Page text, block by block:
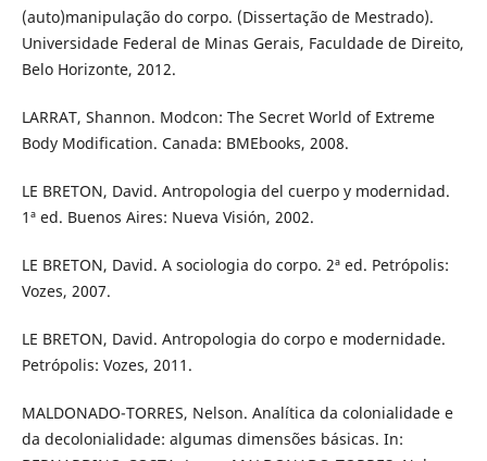
(auto)manipulação do corpo. (Dissertação de Mestrado).
Universidade Federal de Minas Gerais, Faculdade de Direito,
Belo Horizonte, 2012.
LARRAT, Shannon. Modcon: The Secret World of Extreme
Body Modification. Canada: BMEbooks, 2008.
LE BRETON, David. Antropologia del cuerpo y modernidad.
1ª ed. Buenos Aires: Nueva Visión, 2002.
LE BRETON, David. A sociologia do corpo. 2ª ed. Petrópolis:
Vozes, 2007.
LE BRETON, David. Antropologia do corpo e modernidade.
Petrópolis: Vozes, 2011.
MALDONADO-TORRES, Nelson. Analítica da colonialidade e
da decolonialidade: algumas dimensões básicas. In: